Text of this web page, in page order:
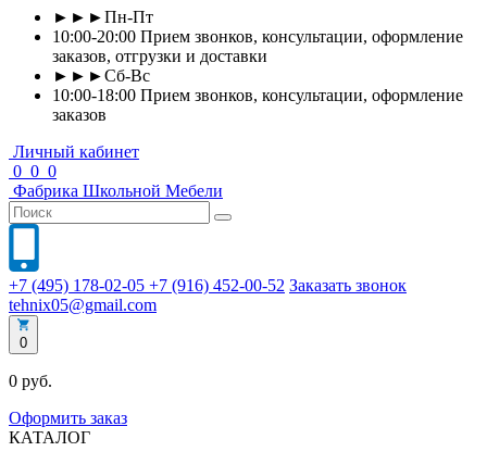
►►►Пн-Пт
10:00-20:00 Прием звонков, консультации, оформление
заказов, отгрузки и доставки
►►►Сб-Вс
10:00-18:00 Прием звонков, консультации, оформление
заказов
Личный кабинет
0 0 0
Фабрика Школьной Мебели
+7 (495) 178-02-05 +7 (916) 452-00-52 Заказать звонок
tehnix05@gmail.com
0
0 руб.
Оформить заказ
КАТАЛОГ